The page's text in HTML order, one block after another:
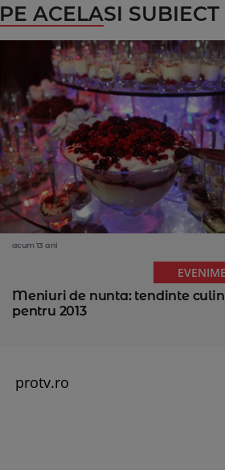
PE ACELASI SUBIECT
acum 13 ani
Meniuri de nunta: tendinte
pentru 2013
protv.ro